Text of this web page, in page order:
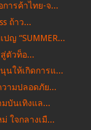
ารค้าไทย-จ...
ถ้าว...
ญ “SUMMER...
ตัวท็อ...
ให้เกิดการแ...
ามปลอดภัย...
บันเทิงแล...
ใจกลางเมื...